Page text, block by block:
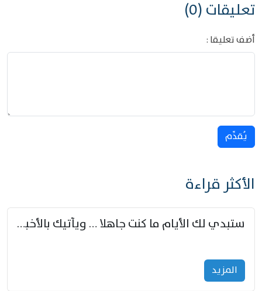
تعليقات (0)
أضف تعليقا :
يُقدِّم
الأكثر قراءة
ستبدي لك الأيام ما كنت جاهلا … ويأتيك بالأخبار من لم تزوّد
المزید